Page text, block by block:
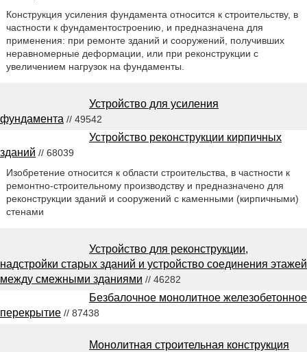
Конструкция усиления фундамента относится к строительству, в
частности к фундаментостроению, и предназначена для
применения: при ремонте зданий и сооружений, получивших
неравномерные деформации, или при реконструкции с
увеличением нагрузок на фундаменты.
Устройство для усиления
фундамента // 49542
Устройство реконструкции кирпичных
зданий // 68039
Изобретение относится к области строительства, в частности к
ремонтно-строительному производству и предназначено для
реконструкции зданий и сооружений с каменными (кирпичными)
стенами
Устройство для реконструкции,
надстройки старых зданий и устройство соединения этажей
между смежными зданиями // 46282
Безбалочное монолитное железобетонное
перекрытие // 87438
Монолитная строительная конструкция